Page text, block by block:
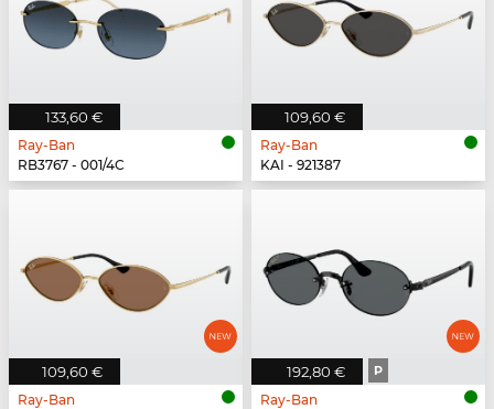
133,60 €
Ray-Ban
RB3767 - 001/4C
109,60 €
Ray-Ban
KAI - 921387
109,60 €
Ray-Ban
192,80 € P
Ray-Ban